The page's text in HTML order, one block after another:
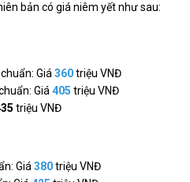
bản có giá niêm yết như sau:
Giá360triệu VNĐ
Giá405 triệu VNĐ
triệu VNĐ
Giá380triệu VNĐ